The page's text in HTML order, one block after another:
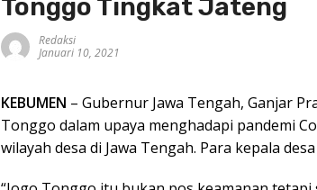
Tonggo Tingkat Jateng
Redaksi
Januari 10, 2021
KEBUMEN – Gubernur Jawa Tengah, Ganjar
Tonggo dalam upaya menghadapi pandemi
wilayah desa di Jawa Tengah. Para kepala